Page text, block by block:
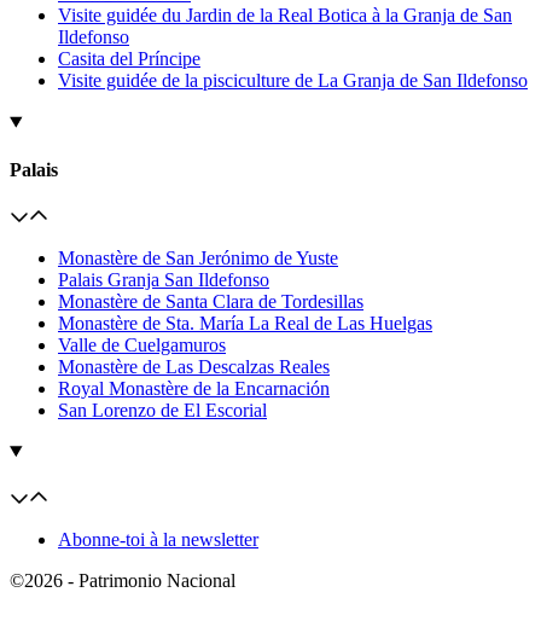
Visite guidée du Jardin de la Real Botica à la Granja de San
Ildefonso
Casita del Príncipe
Visite guidée de la pisciculture de La Granja de San Ildefonso
Palais
Monastère de San Jerónimo de Yuste
Palais Granja San Ildefonso
Monastère de Santa Clara de Tordesillas
Monastère de Sta. María La Real de Las Huelgas
Valle de Cuelgamuros
Monastère de Las Descalzas Reales
Royal Monastère de la Encarnación
San Lorenzo de El Escorial
Abonne-toi à la newsletter
©2026 - Patrimonio Nacional